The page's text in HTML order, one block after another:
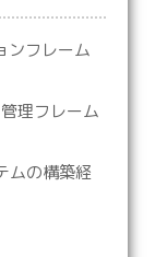
ンフレーム
理フレーム
ムの構築経